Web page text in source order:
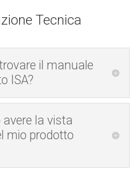
Tecnica
il manuale
ISA?
la vista
mio prodotto